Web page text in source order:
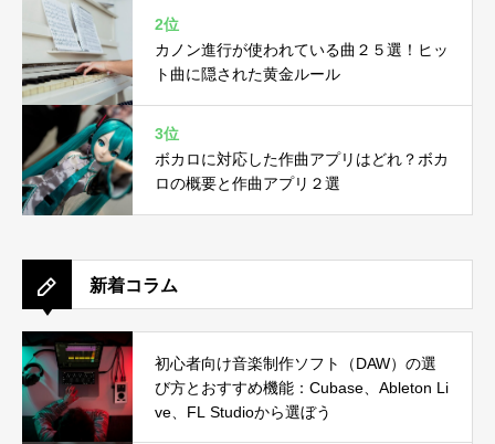
2位
カノン進行が使われている曲２５選！ヒッ
ト曲に隠された黄金ルール
3位
ボカロに対応した作曲アプリはどれ？ボカ
ロの概要と作曲アプリ２選
新着コラム
初心者向け音楽制作ソフト（DAW）の選
び方とおすすめ機能：Cubase、Ableton Li
ve、FL Studioから選ぼう